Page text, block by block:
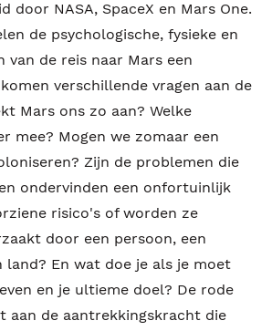
door NASA, SpaceX en Mars One.
de psychologische, fysieke en
van de reis naar Mars een
verschillende vragen aan de
Mars ons zo aan? Welke
mee? Mogen we zomaar een
Zijn de problemen die
ondervinden een onfortuinlijk
risico's of worden ze
door een persoon, een
land? En wat doe je als je moet
en je ultieme doel? De rode
aan de aantrekkingskracht die